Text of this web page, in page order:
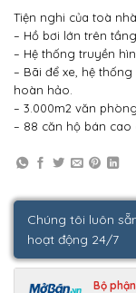
Chúng tôi luôn
hoạt động 24/7
Bộ
Tiện nghi của toà
– Hồ bơi lớn trên
– Hệ thống truyền
– Bãi để xe, hệ
hoàn hảo.
– 3.000m2 văn
– 88 căn hộ bán cao